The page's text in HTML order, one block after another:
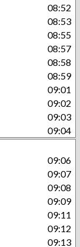
08:52
08:53
08:55
08:57
08:58
08:59
09:01
09:02
09:03
09:04
09:06
09:07
09:08
09:09
09:11
09:12
09:13